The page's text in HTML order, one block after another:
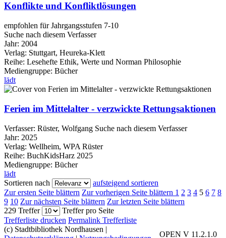
Konflikte und Konfliktlösungen
empfohlen für Jahrgangsstufen 7-10
Suche nach diesem Verfasser
Jahr: 2004
Verlag: Stuttgart, Heureka-Klett
Reihe: Lesehefte Ethik, Werte und Norman Philosophie
Mediengruppe: Bücher
lädt
Ferien im Mittelalter - verzwickte Rettungsaktionen
Verfasser: Rüster, Wolfgang Suche nach diesem Verfasser
Jahr: 2025
Verlag: Wellheim, WPA Rüster
Reihe: BuchKidsHarz 2025
Mediengruppe: Bücher
lädt
Sortieren nach
aufsteigend sortieren
Zur ersten Seite blättern Zur vorherigen Seite blättern 1 2 3 4 5 6 7 8
9 10 Zur nächsten Seite blättern Zur letzten Seite blättern
229 Treffer
Treffer pro Seite
Trefferliste drucken Permalink Trefferliste
OPEN V 11.2.1.0
(c) Stadtbibliothek Nordhausen |